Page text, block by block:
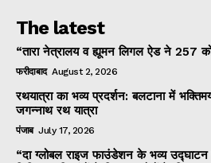
The latest
“तारा नेत्रालय व ह्यूमन लिगल ऐड ने 257
फरीदाबाद August 2, 2026
रथयात्रा का भव्य प्रदर्शन: बलटाना में
जगन्नाथ रथ यात्रा
पंजाब July 17, 2026
“दा ग्लोबल राइज फाउंडेशन के भव्य उद्घाटन